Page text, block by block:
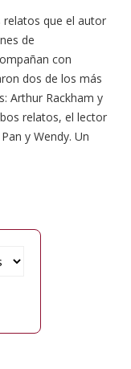
relatos que el autor
de
con
dos de los más
Arthur Rackham y
relatos, el lector
y Wendy. Un